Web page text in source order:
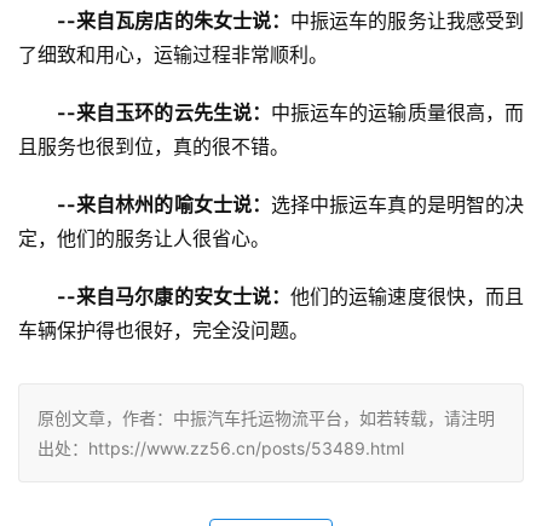
--来自瓦房店的朱女士说： 中振运车的服务让我感受到
了细致和用心，运输过程非常顺利。
--来自玉环的云先生说： 中振运车的运输质量很高，而
且服务也很到位，真的很不错。
--来自林州的喻女士说： 选择中振运车真的是明智的决
定，他们的服务让人很省心。
--来自马尔康的安女士说：他们的运输速度很快，而且
车辆保护得也很好，完全没问题。
原创文章，作者：中振汽车托运物流平台，如若转载，请注明
出处：https://www.zz56.cn/posts/53489.html